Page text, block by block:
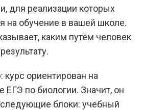
для реализации которых
на обучение в вашей школе.
каким путём человек
ориентирован на
ЕГЭ по биологии. Значит, он
блоки: учебный